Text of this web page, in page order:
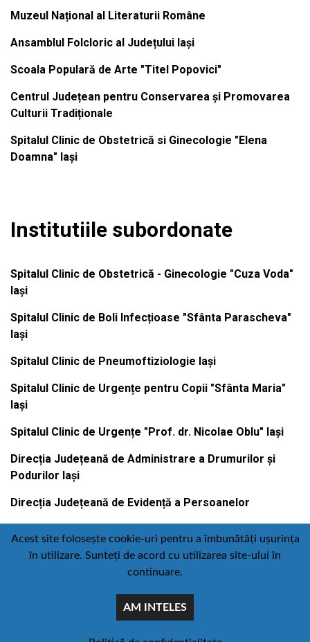
Muzeul Național al Literaturii Române
Ansamblul Folcloric al Județului Iași
Scoala Populară de Arte "Titel Popovici"
Centrul Județean pentru Conservarea și Promovarea
Culturii Tradiționale
Spitalul Clinic de Obstetrică si Ginecologie "Elena
Doamna" Iași
Institutiile subordonate
Spitalul Clinic de Obstetrică - Ginecologie "Cuza Voda"
Iași
Spitalul Clinic de Boli Infecțioase "Sfânta Parascheva"
Iași
Spitalul Clinic de Pneumoftiziologie Iași
Spitalul Clinic de Urgențe pentru Copii "Sfânta Maria"
Iași
Spitalul Clinic de Urgențe "Prof. dr. Nicolae Oblu" Iași
Direcția Județeană de Administrare a Drumurilor și
Podurilor Iași
Direcția Județeană de Evidență a Persoanelor
Contact Politică de confidențialitate
:
comunicare@icc.ro
Acest site folosește cookie-uri pentru a îmbunătăți ușurința
în utilizare. Sunteți de acord cu utilizarea site-ului în
continuare.
AM INTELES